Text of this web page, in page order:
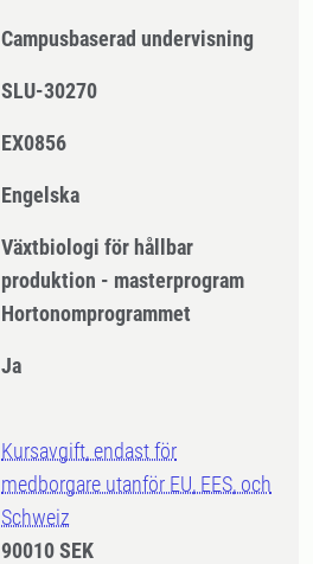
Campusbaserad undervisning
SLU-30270
EX0856
Engelska
Växtbiologi för hållbar
produktion - masterprogram
Hortonomprogrammet
Ja
Kursavgift, endast för
medborgare utanför EU, EES, och
Schweiz
90010 SEK